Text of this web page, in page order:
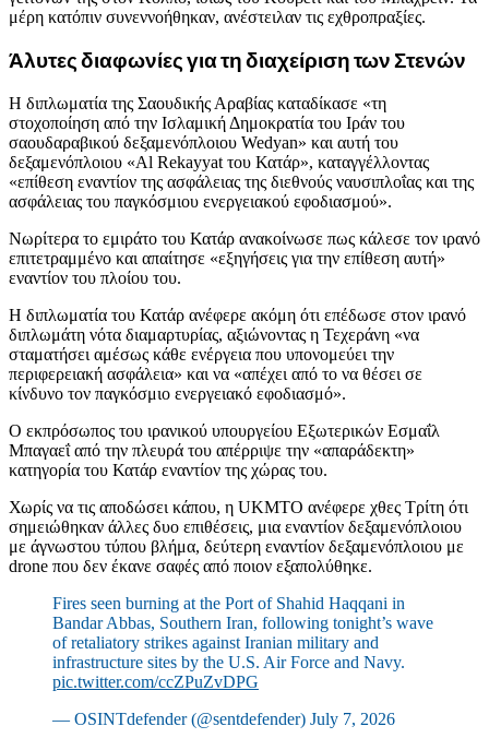
μέρη κατόπιν συνεννοήθηκαν, ανέστειλαν τις εχθροπραξίες.
Άλυτες διαφωνίες για τη διαχείριση των Στενών
Η διπλωματία της Σαουδικής Αραβίας καταδίκασε «τη
στοχοποίηση από την Ισλαμική Δημοκρατία του Ιράν του
σαουδαραβικού δεξαμενόπλοιου Wedyan» και αυτή του
δεξαμενόπλοιου «Al Rekayyat του Κατάρ», καταγγέλλοντας
«επίθεση εναντίον της ασφάλειας της διεθνούς ναυσιπλοΐας και της
ασφάλειας του παγκόσμιου ενεργειακού εφοδιασμού».
Νωρίτερα το εμιράτο του Κατάρ ανακοίνωσε πως κάλεσε τον ιρανό
επιτετραμμένο και απαίτησε «εξηγήσεις για την επίθεση αυτή»
εναντίον του πλοίου του.
Η διπλωματία του Κατάρ ανέφερε ακόμη ότι επέδωσε στον ιρανό
διπλωμάτη νότα διαμαρτυρίας, αξιώνοντας η Τεχεράνη «να
σταματήσει αμέσως κάθε ενέργεια που υπονομεύει την
περιφερειακή ασφάλεια» και να «απέχει από το να θέσει σε
κίνδυνο τον παγκόσμιο ενεργειακό εφοδιασμό».
Ο εκπρόσωπος του ιρανικού υπουργείου Εξωτερικών Εσμαΐλ
Μπαγαεΐ από την πλευρά του απέρριψε την «απαράδεκτη»
κατηγορία του Κατάρ εναντίον της χώρας του.
Χωρίς να τις αποδώσει κάπου, η UKMTO ανέφερε χθες Τρίτη ότι
σημειώθηκαν άλλες δυο επιθέσεις, μια εναντίον δεξαμενόπλοιου
με άγνωστου τύπου βλήμα, δεύτερη εναντίον δεξαμενόπλοιου με
drone που δεν έκανε σαφές από ποιον εξαπολύθηκε.
Fires seen burning at the Port of Shahid Haqqani in
Bandar Abbas, Southern Iran, following tonight’s wave
of retaliatory strikes against Iranian military and
infrastructure sites by the U.S. Air Force and Navy.
pic.twitter.com/ccZPuZvDPG
— OSINTdefender (@sentdefender) July 7, 2026